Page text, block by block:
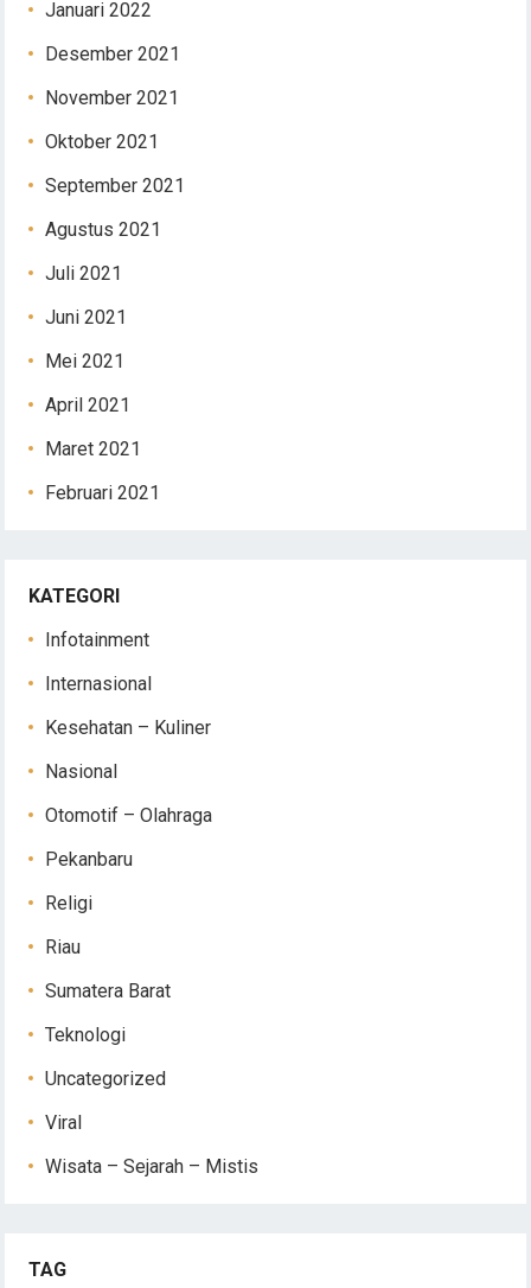
Januari 2022
Desember 2021
November 2021
Oktober 2021
September 2021
Agustus 2021
Juli 2021
Juni 2021
Mei 2021
April 2021
Maret 2021
Februari 2021
KATEGORI
Infotainment
Internasional
Kesehatan – Kuliner
Nasional
Otomotif – Olahraga
Pekanbaru
Religi
Riau
Sumatera Barat
Teknologi
Uncategorized
Viral
Wisata – Sejarah – Mistis
TAG